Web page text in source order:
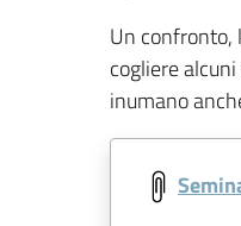
Un confronto,
cogliere
inumano